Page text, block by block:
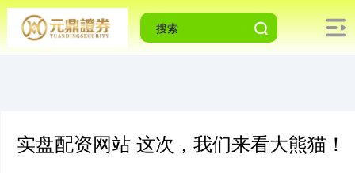
实盘配资网站 这次，我们来看大熊猫！